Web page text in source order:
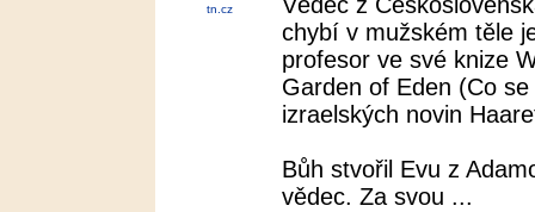
tn.cz
chybí v mužském těle
profesor ve své knize
Garden of Eden (Co
izraelských novin
Bůh stvořil Evu z
vědec. Za svou ...